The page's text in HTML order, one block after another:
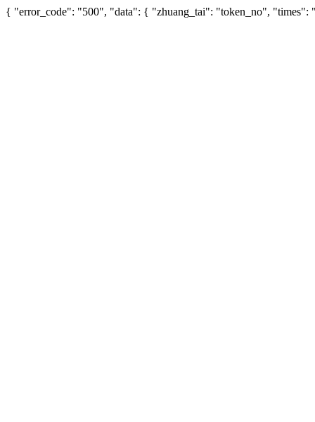
{ "error_code": "500", "data": { "zhuang_tai": "token_no", "times":